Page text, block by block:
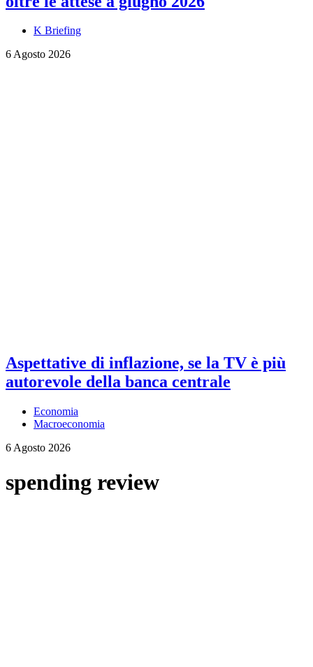
K Briefing
6 Agosto 2026
Aspettative di inflazione, se la TV è più
autorevole della banca centrale
Economia
Macroeconomia
6 Agosto 2026
spending review